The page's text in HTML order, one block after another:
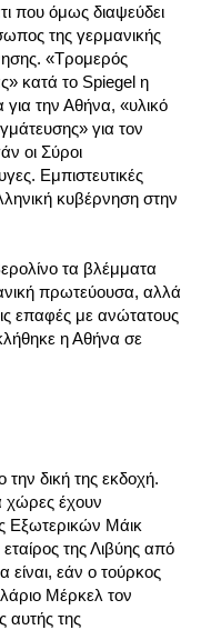
που όμως διαψεύδει
της γερμανικής
. «Τρομερός
κατά το Spiegel η
για την Αθήνα, «υλικό
για τον
οι Σύροι
Εμπιστευτικές
κυβέρνηση στην
τα βλέμματα
πρωτεύουσα, αλλά
επαφές με ανώτατους
η Αθήνα σε
δική της εκδοχή.
χώρες έχουν
Εξωτερικών Μάικ
της Λιβύης από
είναι, εάν ο τούρκος
Μέρκελ τον
της